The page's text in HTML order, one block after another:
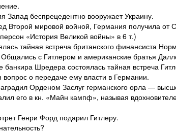
Запад беспрецедентно вооружает Украину.
Второй мировой войной, Германия получила
«История Великой войны» в 6 т.)
тайная встреча британского финансиста
с Гитлером и американские братья
банкира Шредера состоялась тайная встреча
о передаче ему власти в Германии.
Орденом Заслуг германского орла —
его в кн. «Майн кампф», называя
Генри Форд подарил Гитлеру.